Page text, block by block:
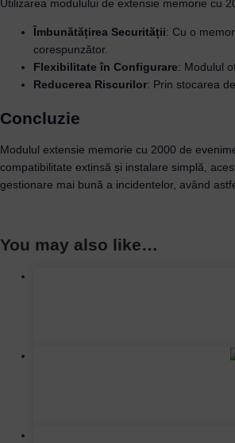
Utilizarea modulului de extensie memorie cu
Îmbunătățirea Securității: Cu o
corespunzător.
Flexibilitate în Configurare: Modulul
Reducerea Riscurilor: Prin stocarea
Concluzie
Modulul extensie memorie cu 2000 de
compatibilitate extinsă și instalare simplă,
gestionare mai bună a incidentelor, având
You may also like…